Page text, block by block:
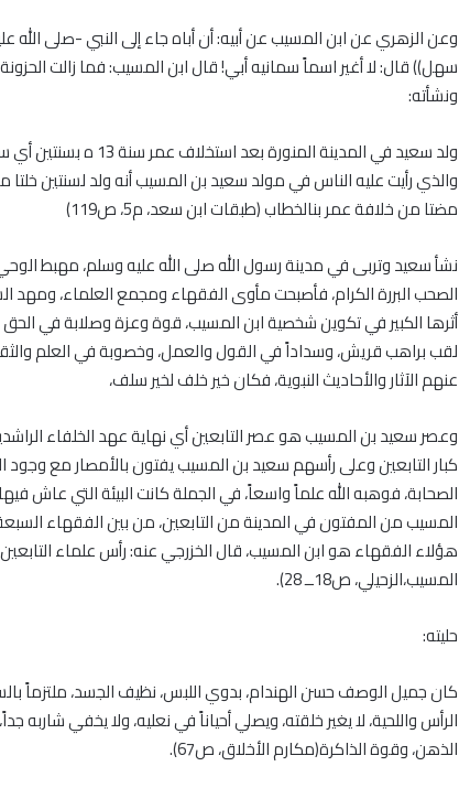
وعن الزهري عن ابن المسيب عن أبيه: أن أباه جاء إلى النبي -صلى
سهل)) قال: لا أغير اسماً سمانيه أبي! قال ابن المسيب: فما زالت
ونشأته:
والذي رأيت عليه الناس في مولد سعيد بن المسيب أنه ولد لسنتين
مضتا من خلافة عمر بنالخطاب(طبقات ابن سعد، م5، ص119)
نشأ سعيد وتربى في مدينة رسول الله صلى الله عليه وسلم، مهبط
الصحب البررة الكرام، فأصبحت مأوى الفقهاء ومجمع العلماء، ومهد
أثرها الكبير في تكوين شخصية ابن المسيب، قوة وعزة وصلابة في
لقب براهب قريش، وسداداً في القول والعمل، وخصوبة في العلم
عنهم الآثار والأحاديث النبوية، فكان خير خلف لخير سلف،
وعصر سعيد بن المسيب هو عصر التابعين أي نهاية عهد الخلفاء
كبار التابعين وعلى رأسهم سعيد بن المسيب يفتون بالأمصار مع وجود
الصحابة، فوهبه الله علماً واسعاً، في الجملة كانت البيئة التي عاش
المسيب من المفتون في المدينة من التابعين، من بين الفقهاء
هؤلاء الفقهاء هو ابن المسيب، قال الخزرجي عنه: رأس علماء
المسيب،الزحيلي،ص18ـ ـ 28
).
حليته:
كان جميل الوصف حسن الهندام، بدوي اللبس، نظيف الجسد، ملتزماً
الرأس واللحية، لا يغير خلقته، ويصلي أحياناً في نعليه، ولا يخفي
الذهن، وقوة الذاكرة(مكارم الأخلاق، ص67 ).